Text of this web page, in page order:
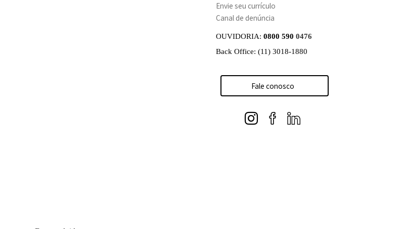
Envie seu currículo
Canal de denúncia
OUVIDORIA: 0800 590 0476
Back Office: (11) 3018-1880
Fale conosco